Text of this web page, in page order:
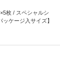
枚 / スペシャルシ
ケージ入サイズ】